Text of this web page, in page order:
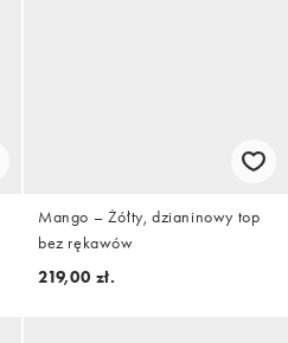
Mango – Żółty, dzianinowy top
bez rękawów
219,00 zł.